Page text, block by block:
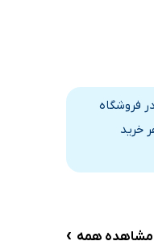
فروشگاه
خرید
مشاهده همه ›